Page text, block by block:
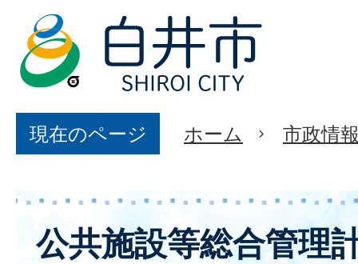
現在のページ ホーム 市政情
公共施設等総合管理